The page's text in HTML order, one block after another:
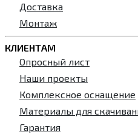
Доставка
Монтаж
КЛИЕНТАМ
Опросный лист
Наши проекты
Комплексное оснащение
Материалы для
Гарантия